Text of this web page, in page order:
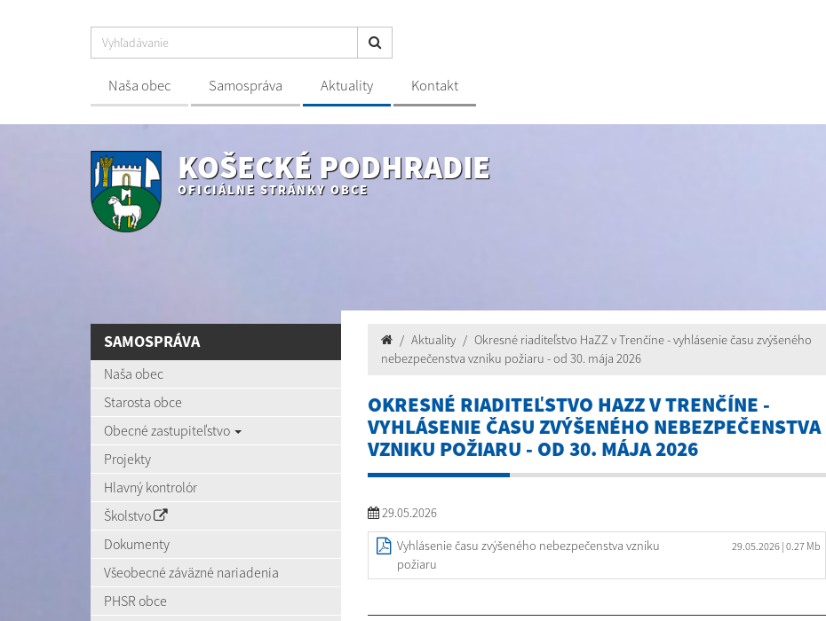
Naša obec Samospráva Aktuality Kontakt
KOŠECKÉ PODHRADIE
OFICIÁLNE STRÁNKY OBCE
SAMOSPRÁVA
Naša obec
Starosta obce
Obecné zastupiteľstvo
Projekty
Hlavný kontrolór
Školstvo
Dokumenty
Všeobecné záväzné nariadenia
PHSR obce
Aktuality
Okresné riaditeľstvo HaZZ v Trenčíne - vyhlásenie času zvýšeného
nebezpečenstva vzniku požiaru - od 30. mája 2026
OKRESNÉ RIADITEĽSTVO HAZZ V TRENČÍNE -
VYHLÁSENIE ČASU ZVÝŠENÉHO NEBEZPEČENSTVA
VZNIKU POŽIARU - OD 30. MÁJA 2026
29.05.2026
Vyhlásenie času zvýšeného nebezpečenstva vzniku
požiaru
29.05.2026 | 0.27 Mb